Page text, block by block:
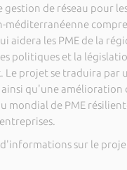
gestion de réseau pour
méditerranéenne
aidera les PME de la
politiques et la
Le projet se traduira par
qu'une
mondial de PME
sur le